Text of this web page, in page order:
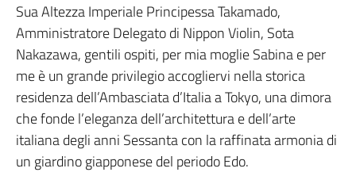
Sua Altezza Imperiale Principessa Takamado,
Amministratore Delegato di Nippon Violin, Sota
Nakazawa, gentili ospiti, per mia moglie Sabina e per
me è un grande privilegio accogliervi nella storica
residenza dell’Ambasciata d’Italia a Tokyo, una dimora
che fonde l’eleganza dell’architettura e dell’arte
italiana degli anni Sessanta con la raffinata armonia di
un giardino giapponese del periodo Edo.